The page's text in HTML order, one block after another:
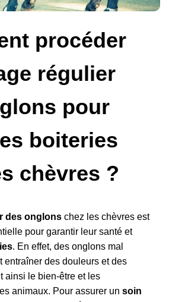
procéder
régulier
pour
boiteries
chèvres ?
des onglons chez les chèvres est
pour garantir leur santé et
. En effet, des onglons mal
entraîner des douleurs et des
ainsi le bien-être et les
animaux. Pour assurer un soin